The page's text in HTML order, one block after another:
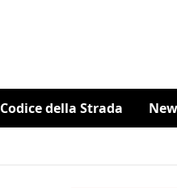
Codice della Strada